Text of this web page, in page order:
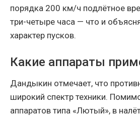
порядка 200 км/ч подлётное
три-четыре часа — что и
характер пусков.
Какие аппараты
Дандыкин отмечает, что
широкий спектр техники.
аппаратов типа «Лютый», в